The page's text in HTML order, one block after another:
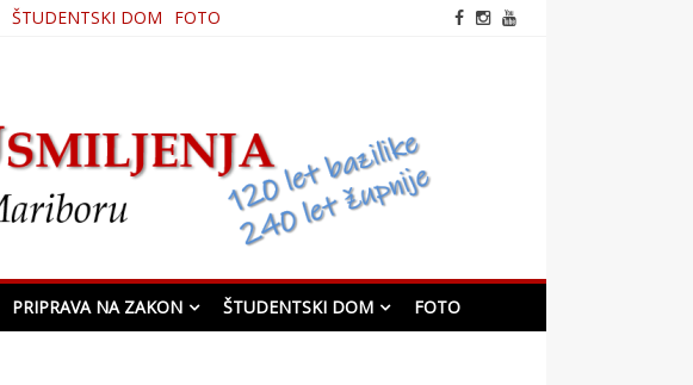
ŠTUDENTSKI DOM FOTO
PRIPRAVA NA ZAKON ŠTUDENTSKI DOM FOTO